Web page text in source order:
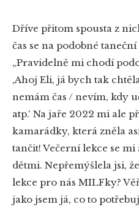
Dříve přitom spousta z
čas se na podobné
„Pravidelně mi chodí
‚Ahoj Eli, já bych tak
nemám čas / nevím, kdy
atp.‘ Na jaře 2022 mi ale
kamarádky, která zněla
tančit! Večerní lekce se
dětmi. Nepřemýšlela jsi,
lekce pro nás MILFky?
jako jsem já, co to